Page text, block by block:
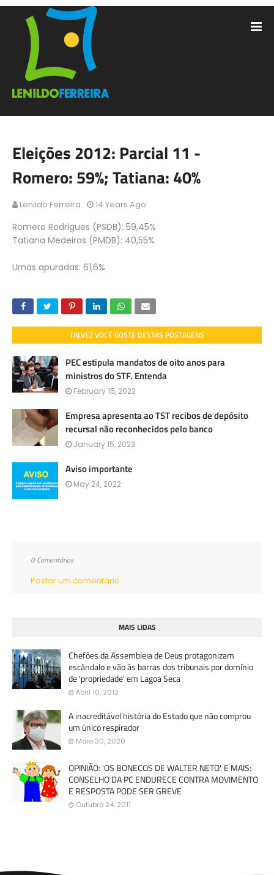
Eleições 2012: Parcial 11 -
Romero: 59%; Tatiana: 40%
Lenildo Ferreira 14 Years Ago
Romero Rodrigues (PSDB): 59,45%
Tatiana Medeiros (PMDB): 40,55%
Urnas apuradas: 61,6%
TALVEZ VOCÊ GOSTE DESTAS POSTAGENS
PEC estipula mandatos de oito anos para
ministros do STF. Entenda
February 15, 2023
Empresa apresenta ao TST recibos de depósito
recursal não reconhecidos pelo banco
January 15, 2023
Aviso importante
May 24, 2022
0 Comentários
Postar um comentário
MAIS LIDAS
Chefões da Assembleia de Deus protagonizam
escândalo e vão às barras dos tribunais por domínio
de 'propriedade' em Lagoa Seca
Abril 10, 2012
A inacreditável história do Estado que não comprou
um único respirador
Maio 30, 2020
OPINIÃO: 'OS BONECOS DE WALTER NETO'. E MAIS:
CONSELHO DA PC ENDURECE CONTRA MOVIMENTO
E RESPOSTA PODE SER GREVE
Outubro 24, 2011